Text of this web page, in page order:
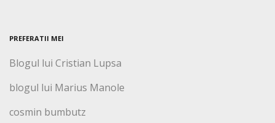
PREFERATII MEI
Blogul lui Cristian Lupsa
blogul lui Marius Manole
cosmin bumbutz